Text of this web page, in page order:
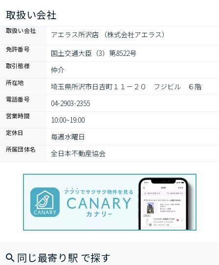
取扱い会社
取扱い会社 アエラス所沢店 （株式会社アエラス）
免許番号 国土交通大臣（3）第8522号
取引態様 仲介
所在地 埼玉県所沢市日吉町１１－２０　フジビル　６階
電話番号 04-2903-2355
営業時間 10:00~19:00
定休日 毎週水曜日
所属団体名 全日本不動産協会
同じ最寄り駅 で探す